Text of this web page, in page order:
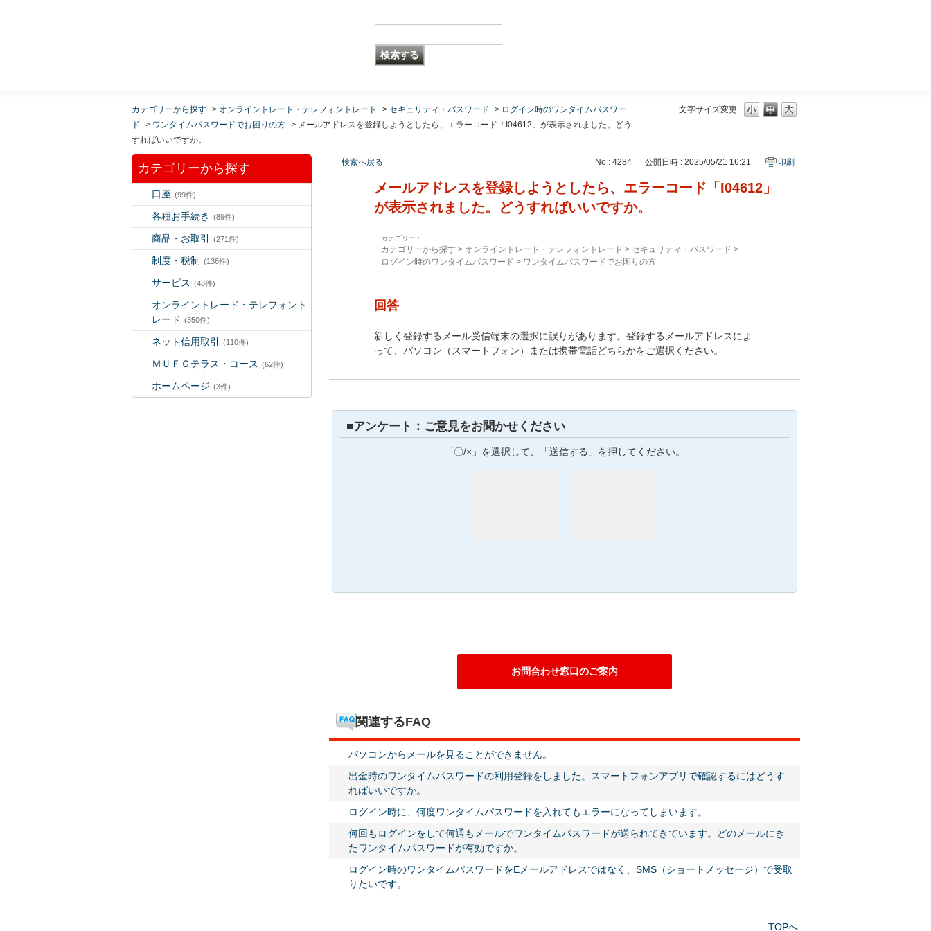
文字サイズ変更
カテゴリーから探す > オンライントレード・テレフォントレード > セキュリティ・パスワード > ログイン時のワンタイムパスワー
ド
> ワンタイムパスワードでお困りの方 > メールアドレスを登録しようとしたら、エラーコード「I04612」が表示されました。どう
すればいいですか。
カテゴリーから探す
口座 (99件)
各種お手続き (89件)
商品・お取引 (271件)
制度・税制 (136件)
サービス (48件)
オンライントレード・テレフォント
レード (350件)
ネット信用取引 (110件)
ＭＵＦＧテラス・コース (62件)
ホームページ (3件)
検索へ戻る No : 4284 公開日時 : 2025/05/21 16:21 印刷
メールアドレスを登録しようとしたら、エラーコード「I04612」
が表示されました。どうすればいいですか。
カテゴリー :
カテゴリーから探す > オンライントレード・テレフォントレード > セキュリティ・パスワード >
ログイン時のワンタイムパスワード > ワンタイムパスワードでお困りの方
回答
新しく登録するメール受信端末の選択に誤りがあります。登録するメールアドレスによ
って、パソコン（スマートフォン）または携帯電話どちらかをご選択ください。
■アンケート：ご意見をお聞かせください
「〇/×」を選択して、「送信する」を押してください。
お問合わせ窓口のご案内
関連するFAQ
パソコンからメールを見ることができません。
出金時のワンタイムパスワードの利用登録をしました。スマートフォンアプリで確認するにはどうす
ればいいですか。
ログイン時に、何度ワンタイムパスワードを入れてもエラーになってしまいます。
何回もログインをして何通もメールでワンタイムパスワードが送られてきています。どのメールにき
たワンタイムパスワードが有効ですか。
ログイン時のワンタイムパスワードをEメールアドレスではなく、SMS（ショートメッセージ）で受取
りたいです。
TOPへ